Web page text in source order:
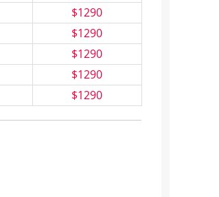
$1290
$1290
$1290
$1290
$1290